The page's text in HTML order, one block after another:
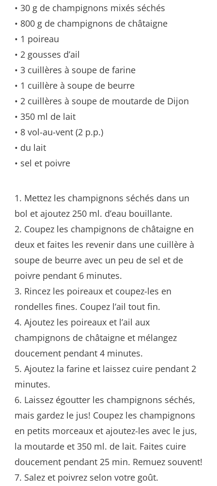
• 30 g de champignons mixés séchés
• 800 g de champignons de châtaigne
• 1 poireau
• 2 gousses d’ail
• 3 cuillères à soupe de farine
• 1 cuillère à soupe de beurre
• 2 cuillères à soupe de moutarde de Dijon
• 350 ml de lait
• 8 vol-au-vent (2 p.p.)
• du lait
• sel et poivre
1. Mettez les champignons séchés dans un
bol et ajoutez 250 ml. d’eau bouillante.
2. Coupez les champignons de châtaigne en
deux et faites les revenir dans une cuillère à
soupe de beurre avec un peu de sel et de
poivre pendant 6 minutes.
3. Rincez les poireaux et coupez-les en
rondelles fines. Coupez l’ail tout fin.
4. Ajoutez les poireaux et l’ail aux
champignons de châtaigne et mélangez
doucement pendant 4 minutes.
5. Ajoutez la farine et laissez cuire pendant 2
minutes.
6. Laissez égoutter les champignons séchés,
mais gardez le jus! Coupez les champignons
en petits morceaux et ajoutez-les avec le jus,
la moutarde et 350 ml. de lait. Faites cuire
doucement pendant 25 min. Remuez souvent!
7. Salez et poivrez selon votre goût.